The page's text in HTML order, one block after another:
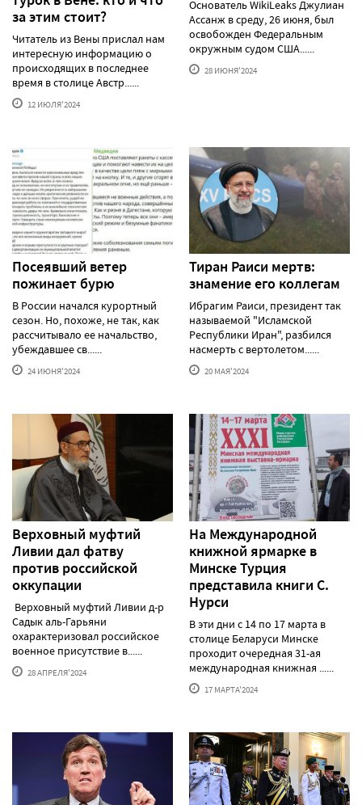
за этим стоит?
Читатель из Вены прислал нам
интересную информацию о
происходящих в последнее
время в столице Австр......
12 ИЮЛЯ'2024
Основатель WikiLeaks Джулиан
Ассанж в среду, 26 июня, был
освобожден Федеральным
окружным судом США......
28 ИЮНЯ'2024
Посеявший ветер
пожинает бурю
В России начался курортный
сезон. Но, похоже, не так, как
рассчитывало ее начальство,
убеждавшее св......
24 ИЮНЯ'2024
Тиран Раиси мертв:
знамение его коллегам
Ибрагим Раиси, президент так
называемой "Исламской
Республики Иран", разбился
насмерть с вертолетом......
20 МАЯ'2024
Верховный муфтий
Ливии дал фатву
против российской
оккупации
Верховный муфтий Ливии д-р
Садык аль-Гарьяни
охарактеризовал российское
военное присутствие в......
28 АПРЕЛЯ'2024
На Международной
книжной ярмарке в
Минске Турция
представила книги С.
Нурси
В эти дни с 14 по 17 марта в
столице Беларуси Минске
проходит очередная 31-ая
международная книжная ......
17 МАРТА'2024